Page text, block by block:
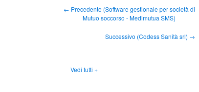
← Precedente (Software gestionale per società di
Mutuo soccorso - Medimutua SMS)
Successivo (Codess Sanità srl) →
Vedi tutti +